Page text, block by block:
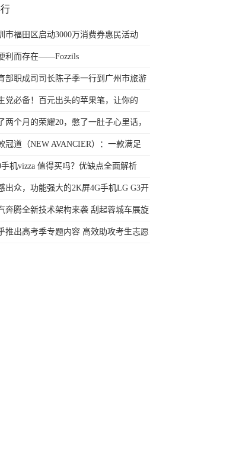
市福田区启动3000万消费券惠民活动
利而存在——Fozzils
部职成司司长陈子季一行到广州市旅游
职业学校考察调研
党必备！百元出头的苹果笔，让你的
成为学习神器
两个月的荣耀20，憋了一肚子心里话，
终于一吐为快
冠道（NEW AVANCIER）：一款满足
苛刻要求的SUV
手机vizza 值得买吗？优缺点全面解析
出众，功能强大的2K屏4G手机LG G3开
奔腾全新技术架构来袭 刮起蓉城车展旋
推出高考季专题内容 高效助攻考生志愿